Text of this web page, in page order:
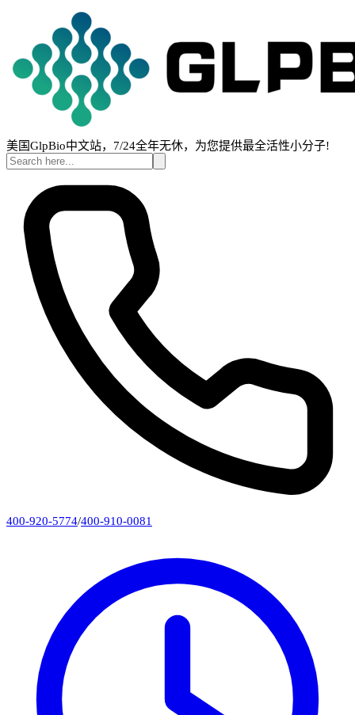
美国GlpBio中文站，7/24全年无休，为您提供最全活性小分子!
400-920-5774/400-910-0081